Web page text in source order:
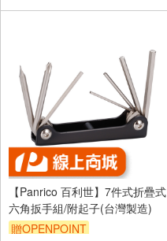
【Panrico 百利世】7件式折疊式
六角扳手組/附起子(台灣製造)
贈OPENPOINT